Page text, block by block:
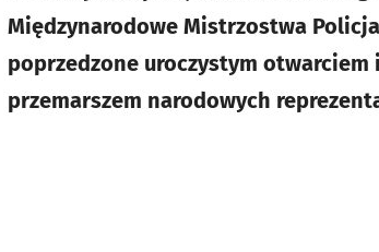
Międzynarodowe Mistrzostwa
poprzedzone uroczystym
przemarszem narodowych